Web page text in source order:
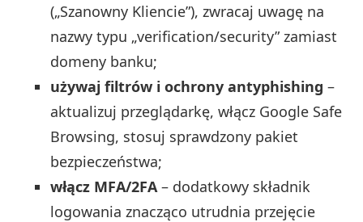
(„Szanowny Kliencie”), zwracaj uwagę na
nazwy typu „verification/security” zamiast
domeny banku;
używaj filtrów i ochrony antyphishing –
aktualizuj przeglądarkę, włącz Google Safe
Browsing, stosuj sprawdzony pakiet
bezpieczeństwa;
włącz MFA/2FA – dodatkowy składnik
logowania znacząco utrudnia przejęcie